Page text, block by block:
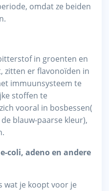
omdat ze beiden
in groenten en
zitten er flavonoïden in
immuunsysteem te
stoffen te
vooral in bosbessen(
blauw-paarse kleur),
coli, adeno en andere
wat je koopt voor je